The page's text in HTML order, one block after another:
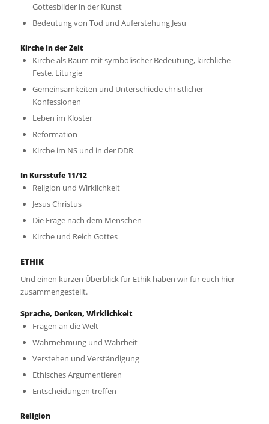
Gottesbilder in der Kunst
Bedeutung von Tod und Auferstehung Jesu
Kirche in der Zeit
Kirche als Raum mit symbolischer Bedeutung, kirchliche
Feste, Liturgie
Gemeinsamkeiten und Unterschiede christlicher
Konfessionen
Leben im Kloster
Reformation
Kirche im NS und in der DDR
In Kursstufe 11/12
Religion und Wirklichkeit
Jesus Christus
Die Frage nach dem Menschen
Kirche und Reich Gottes
ETHIK
Und einen kurzen Überblick für Ethik haben wir für euch hier
zusammengestellt.
Sprache, Denken, Wirklichkeit
Fragen an die Welt
Wahrnehmung und Wahrheit
Verstehen und Verständigung
Ethisches Argumentieren
Entscheidungen treffen
Religion